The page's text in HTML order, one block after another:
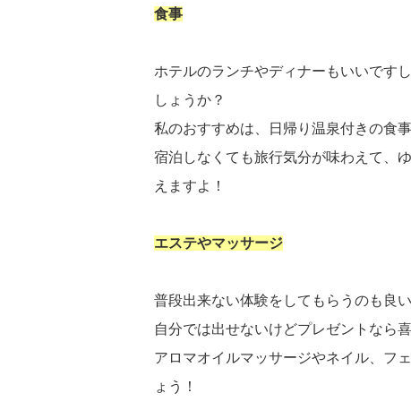
食事
ホテルのランチやディナーもいいです
しょうか？
私のおすすめは、日帰り温泉付きの食
宿泊しなくても旅行気分が味わえて、
えますよ！
エステやマッサージ
普段出来ない体験をしてもらうのも良い
自分では出せないけどプレゼントなら
アロマオイルマッサージやネイル、フ
ょう！